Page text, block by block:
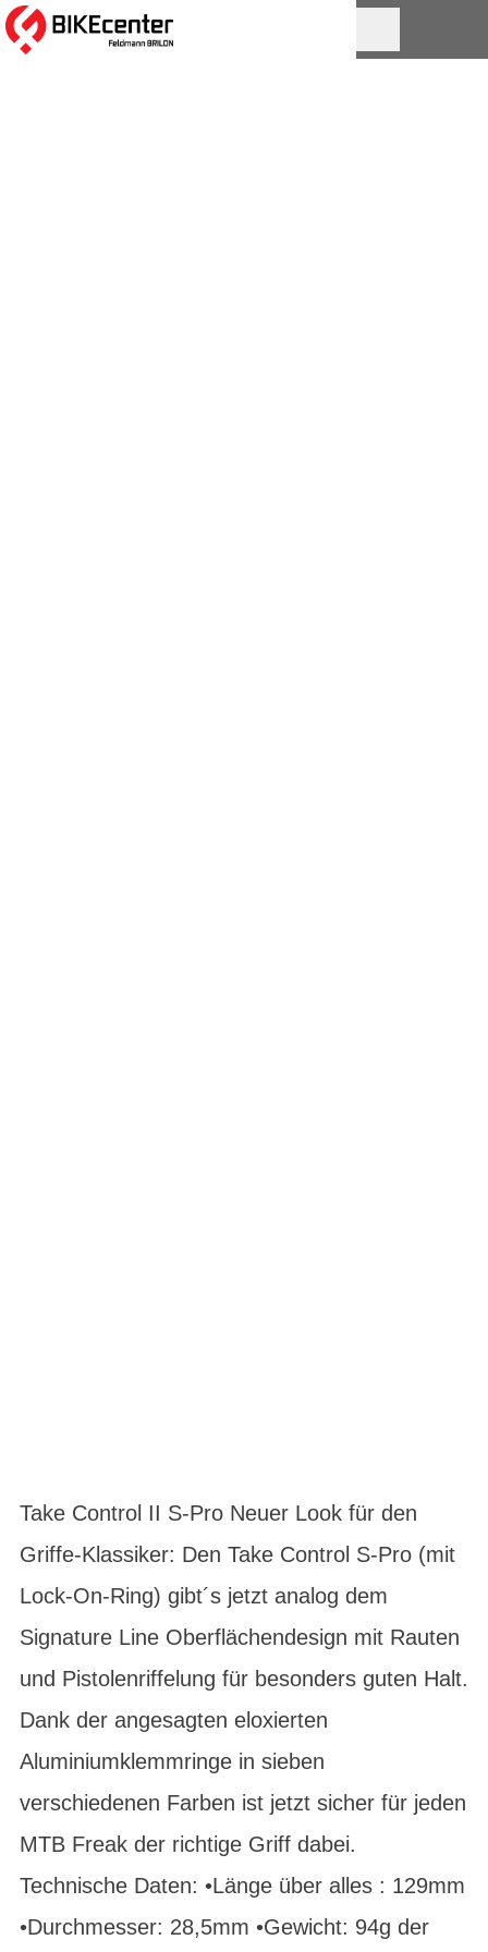
Take Control II S-Pro Neuer Look für den
Griffe-Klassiker: Den Take Control S-Pro (mit
Lock-On-Ring) gibt´s jetzt analog dem
Signature Line Oberflächendesign mit Rauten
und Pistolenriffelung für besonders guten Halt.
Dank der angesagten eloxierten
Aluminiumklemmringe in sieben
verschiedenen Farben ist jetzt sicher für jeden
MTB Freak der richtige Griff dabei.
Technische Daten: •Länge über alles : 129mm
•Durchmesser: 28,5mm •Gewicht: 94g der